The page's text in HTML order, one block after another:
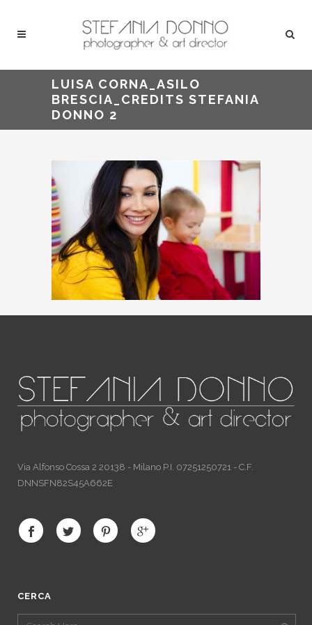
LUISA CORNA_ASILO
BRESCIA_CREDITS STEFANIA
DONNO 2
Via Alfonso Cossa 2 20138 - Milano P.I. 07251250721 - C.F.
DNNSFN82S45A662E
CERCA